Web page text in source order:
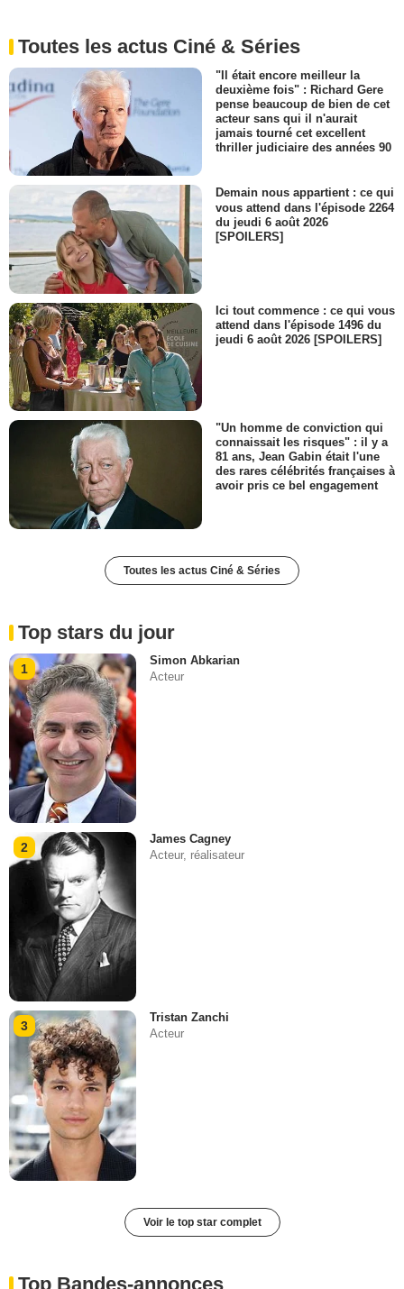
Toutes les actus Ciné & Séries
"Il était encore meilleur la
deuxième fois" : Richard Gere
pense beaucoup de bien de cet
acteur sans qui il n'aurait
jamais tourné cet excellent
thriller judiciaire des années 90
Demain nous appartient : ce qui
vous attend dans l'épisode 2264
du jeudi 6 août 2026
[SPOILERS]
Ici tout commence : ce qui vous
attend dans l'épisode 1496 du
jeudi 6 août 2026 [SPOILERS]
"Un homme de conviction qui
connaissait les risques" : il y a
81 ans, Jean Gabin était l'une
des rares célébrités françaises à
avoir pris ce bel engagement
Toutes les actus Ciné & Séries
Top stars du jour
1
Simon Abkarian
Acteur
2
James Cagney
Acteur, réalisateur
3
Tristan Zanchi
Acteur
Voir le top star complet
Top Bandes-annonces